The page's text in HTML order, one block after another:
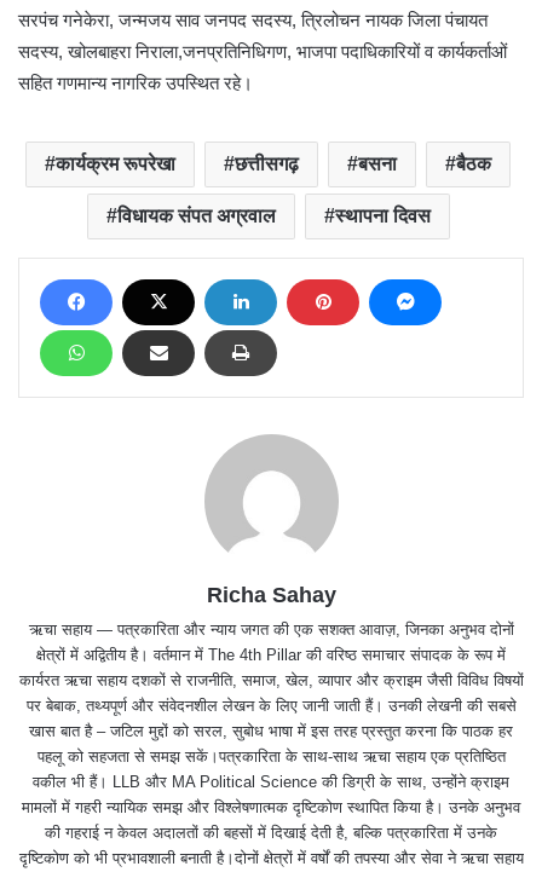
सरपंच गनेकेरा, जन्मजय साव जनपद सदस्य, त्रिलोचन नायक जिला पंचायत
सदस्य, खोलबाहरा निराला,जनप्रतिनिधिगण, भाजपा पदाधिकारियों व कार्यकर्ताओं
सहित गणमान्य नागरिक उपस्थित रहे।
कार्यक्रम रूपरेखा छत्तीसगढ़ बसना बैठक
विधायक संपत अग्रवाल स्थापना दिवस
Richa Sahay
ऋचा सहाय — पत्रकारिता और न्याय जगत की एक सशक्त आवाज़, जिनका अनुभव दोनों
क्षेत्रों में अद्वितीय है। वर्तमान में The 4th Pillar की वरिष्ठ समाचार संपादक के रूप में
कार्यरत ऋचा सहाय दशकों से राजनीति, समाज, खेल, व्यापार और क्राइम जैसी विविध विषयों
पर बेबाक, तथ्यपूर्ण और संवेदनशील लेखन के लिए जानी जाती हैं। उनकी लेखनी की सबसे
खास बात है – जटिल मुद्दों को सरल, सुबोध भाषा में इस तरह प्रस्तुत करना कि पाठक हर
पहलू को सहजता से समझ सकें।पत्रकारिता के साथ-साथ ऋचा सहाय एक प्रतिष्ठित
वकील भी हैं। LLB और MA Political Science की डिग्री के साथ, उन्होंने क्राइम
मामलों में गहरी न्यायिक समझ और विश्लेषणात्मक दृष्टिकोण स्थापित किया है। उनके अनुभव
की गहराई न केवल अदालतों की बहसों में दिखाई देती है, बल्कि पत्रकारिता में उनके
दृष्टिकोण को भी प्रभावशाली बनाती है।दोनों क्षेत्रों में वर्षों की तपस्या और सेवा ने ऋचा सहाय